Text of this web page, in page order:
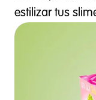
estilizar tus